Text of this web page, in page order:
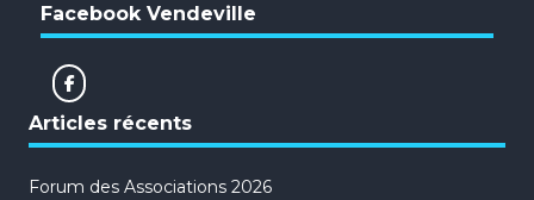
Facebook Vendeville
Articles récents
Forum des Associations 2026